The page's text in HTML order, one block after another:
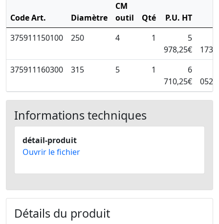
Code Art. Diamètre
CM
outil
Qté P.U. HT
375911150100
250 4 1
5
978,25€
375911160300
315 5 1
6
710,25€
Informations techniques
détail-produit
Ouvrir le fichier
Détails du produit